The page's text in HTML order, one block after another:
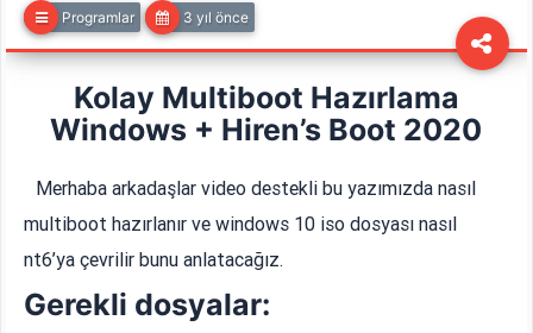
Programlar 3 yıl önce
Kolay Multiboot Hazırlama
Windows + Hiren’s Boot 2020
Merhaba arkadaşlar video destekli bu yazımızda nasıl
multiboot hazırlanır ve windows 10 iso dosyası nasıl
nt6’ya çevrilir bunu anlatacağız.
Gerekli dosyalar: